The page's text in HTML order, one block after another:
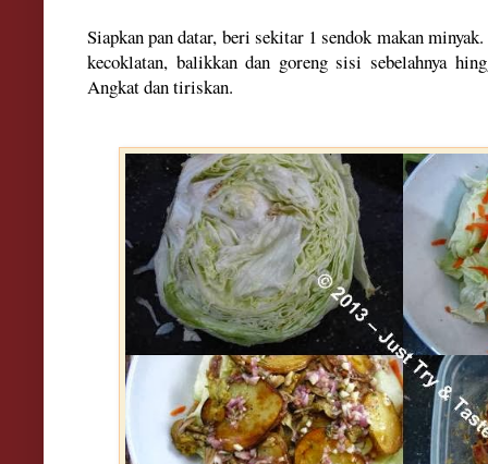
Siapkan pan datar, beri sekitar 1 sendok makan
kecoklatan, balikkan dan goreng sisi sebelahnya
Angkat dan tiriskan.